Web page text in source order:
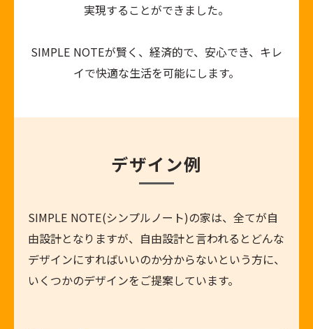
実現することができました。
SIMPLE NOTEが賢く、経済的で、安心でき、キレ
イで快適な生活を可能にします。
デザイン例
SIMPLE NOTE(シンプルノート)の家は、全てが自
由設計となりますが、自由設計と言われるとどんな
デザインにすればいいのか分からないという方に、
いくつかのデザインをご提案しています。